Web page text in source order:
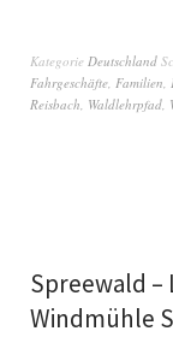
Kategorie Deutschland
Fahrgeschäfte, Familien,
Reisbach, Waldlehrpfad,
Spreewald
Windmühle